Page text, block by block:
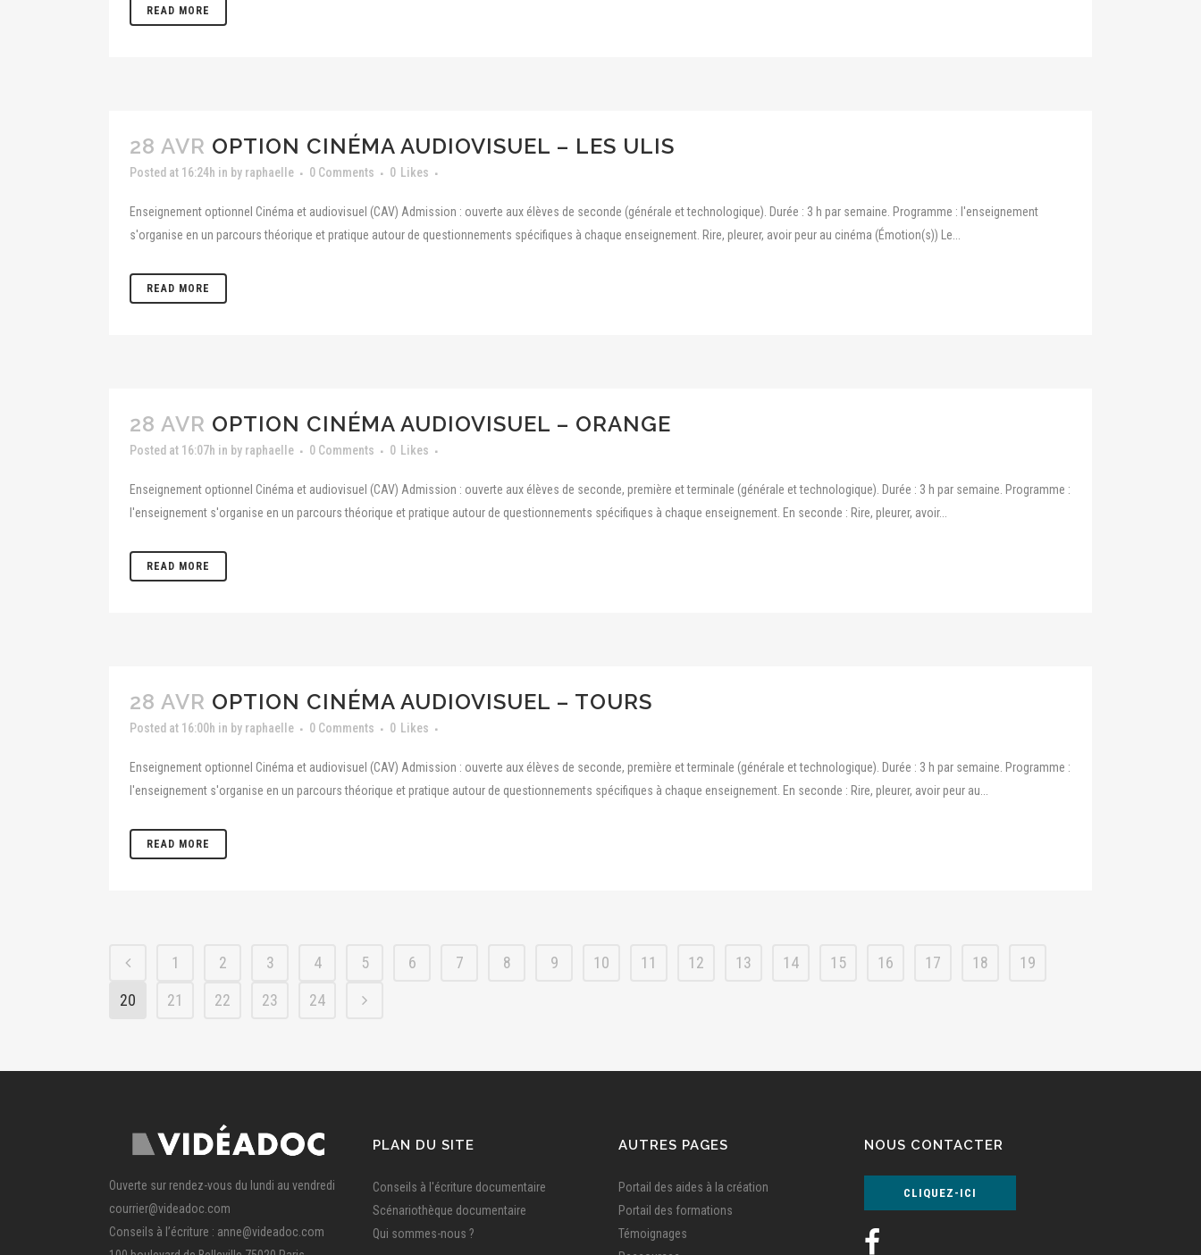
READ MORE
28 AVR OPTION CINÉMA AUDIOVISUEL – LES ULIS
Posted at 16:24h in by raphaelle 0 Comments 0 Likes
Enseignement optionnel Cinéma et audiovisuel (CAV) Admission : ouverte aux élèves de seconde (générale et technologique). Durée : 3 h par semaine. Programme : l'enseignement
s'organise en un parcours théorique et pratique autour de questionnements spécifiques à chaque enseignement. Rire, pleurer, avoir peur au cinéma (Émotion(s)) Le...
READ MORE
28 AVR OPTION CINÉMA AUDIOVISUEL – ORANGE
Posted at 16:07h in by raphaelle 0 Comments 0 Likes
Enseignement optionnel Cinéma et audiovisuel (CAV) Admission : ouverte aux élèves de seconde, première et terminale (générale et technologique). Durée : 3 h par semaine. Programme :
l'enseignement s'organise en un parcours théorique et pratique autour de questionnements spécifiques à chaque enseignement. En seconde : Rire, pleurer, avoir...
READ MORE
28 AVR OPTION CINÉMA AUDIOVISUEL – TOURS
Posted at 16:00h in by raphaelle 0 Comments 0 Likes
Enseignement optionnel Cinéma et audiovisuel (CAV) Admission : ouverte aux élèves de seconde, première et terminale (générale et technologique). Durée : 3 h par semaine. Programme :
l'enseignement s'organise en un parcours théorique et pratique autour de questionnements spécifiques à chaque enseignement. En seconde : Rire, pleurer, avoir peur au...
READ MORE
1 2 3 4 5 6 7 8 9 10 11 12 13 14 15 16 17 18
19
20
21 22 23 24
Ouverte sur rendez-vous du lundi au vendredi
courrier@videadoc.com
Conseils à l’écriture : anne@videadoc.com
PLAN DU SITE
Conseils à l'écriture documentaire
Scénariothèque documentaire
Qui sommes-nous ?
AUTRES PAGES
Portail des aides à la création
Portail des formations
Témoignages
NOUS CONTACTER
CLIQUEZ-ICI